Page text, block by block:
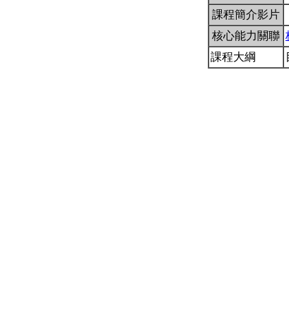
課程簡介影片
核心能力關聯
課程大綱